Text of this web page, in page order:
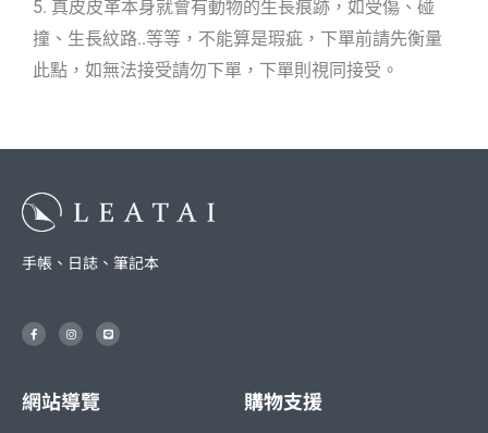
5. 真皮皮革本身就會有動物的生長痕跡，如受傷、碰
撞、生長紋路..等等，不能算是瑕疵，下單前請先衡量
此點，如無法接受請勿下單，下單則視同接受。
手帳、日誌、筆記本
F
a
c
k
-
I
n
s
r
a
m
L
i
n
網站導覽 購物支援